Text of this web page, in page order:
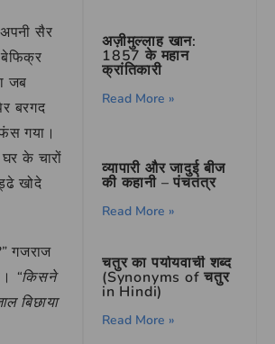
सैर
जब
बरगद
गया।
के चारों
खोदे
गजराज
“किसने
बिछाया
अज़ीमुल्लाह खान:
1857 के महान
क्रांतिकारी
Read More »
व्यापारी और जादुई बीज
की कहानी – पंचतंत्र
Read More »
चतुर का पर्यायवाची शब्द
(Synonyms of चतुर
in Hindi)
Read More »